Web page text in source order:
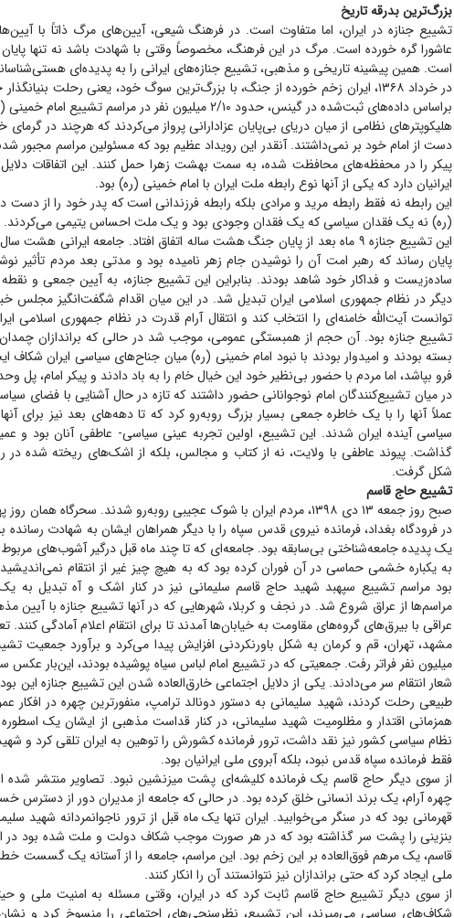
بزرگ‌ترین بدرقه تاریخ
تشییع جنازه در ایران، اما متفاوت است. در فرهنگ شیعی، آیین‌های مرگ ذاتاً با
عاشورا گره خورده است. مرگ در این فرهنگ، مخصوصاً وقتی با شهادت باشد نه تنها
است. همین پیشینه تاریخی و مذهبی، تشییع جنازه‌های ایرانی را به پدیده‌ای
در خرداد ۱۳۶۸، ایران زخم خورده از جنگ، با بزرگ‌ترین سوگ خود، یعنی رحلت
براساس داده‌های ثبت‌شده در گینس، حدود ۲/۱۰ میلیون نفر در مراسم تشییع امام خمینی (ره) حضور داشتند.
هلیکوپتر‌های نظامی از میان دریای بی‌پایان عزادارانی پرواز می‌کردند که هرچند در
دست از امام خود بر نمی‌داشتند. آنقدر این رویداد عظیم بود که مسئولین مراسم مجبور
پیکر را در محفظه‌های محافظت شده، به سمت بهشت زهرا حمل کنند. این اتفاقات
ایرانیان دارد که یکی از آنها نوع رابطه ملت ایران با امام خمینی (ره) بود.
این رابطه نه فقط رابطه مرید و مرادی بلکه رابطه فرزندانی است که پدر خود را از دست
(ره) نه یک فقدان سیاسی که یک فقدان وجودی بود و یک ملت احساس یتیمی می‌کردند.
این تشییع جنازه ۹ ماه بعد از پایان جنگ هشت ساله اتفاق افتاد. جامعه ایرانی
پایان رساند که رهبر امت آن را نوشیدن جام زهر نامیده بود و مدتی بعد مردم تأثیر
ساده‌زیست و فداکار خود شاهد بودند. بنابراین این تشییع جنازه، به آیین جمعی و
دیگر در نظام جمهوری اسلامی ایران تبدیل شد. در این میان اقدام شگفت‌انگیز مجلس
توانست آیت‌الله خامنه‌ای را انتخاب کند و انتقال آرام قدرت در نظام جمهوری اسلامی
تشییع جنازه بود. آن حجم از همبستگی عمومی، موجب شد در حالی که براندازان
بسته بودند و امیدوار بودند با نبود امام خمینی (ره) میان جناح‌های سیاسی ایران شکاف
فرو بپاشد، اما مردم با حضور بی‌نظیر خود این خیال خام را به باد دادند و پیکر امام، پل
در میان تشییع‌کنندگان امام نوجوانانی حضور داشتند که تازه در حال آشنایی با فضای
عملاً آنها را با یک خاطره جمعی بسیار بزرگ روبه‌رو کرد که تا دهه‌های بعد نیز برای
سیاسی آینده ایران شدند. این تشییع، اولین تجربه عینی سیاسی- عاطفی آنان بود و
شکل گرفت.
تشییع حاج قاسم
صبح روز جمعه ۱۳ دی ۱۳۹۸، مردم ایران با شوک عجیبی روبه‌رو شدند. سحرگاه
در فرودگاه بغداد، فرمانده نیروی قدس سپاه را با دیگر همراهان ایشان به شهادت
یک پدیده جامعه‌شناختی بی‌سابقه بود. جامعه‌ای که تا چند ماه قبل درگیر آشوب‌های
به یکباره خشمی حماسی در آن فوران کرده بود که به هیچ چیز غیر از انتقام
بود مراسم تشییع سپهبد شهید حاج قاسم سلیمانی نیز در کنار اشک و آه تبدیل به
مراسم‌ها از عراق شروع شد. در نجف و کربلا، شهر‌هایی که در آنها تشییع جنازه با آیین
عراقی با بیرق‌های گروه‌های مقاومت به خیابان‌ها آمدند تا برای انتقام اعلام آمادگی کنند.
میلیون نفر فراتر رفت. جمعیتی که در تشییع امام لباس سیاه پوشیده بودند، این‌بار عکس
شعار انتقام سر می‌دادند. یکی از دلایل اجتماعی خارق‌العاده شدن این تشییع جنازه این
طبیعی رحلت کردند، شهید سلیمانی به دستور دونالد ترامپ، منفورترین چهره در افکار
همزمانی اقتدار و مظلومیت شهید سلیمانی، در کنار قداست مذهبی از ایشان یک
نظام سیاسی کشور نیز نقد داشت، ترور فرمانده کشورش را توهین به ایران تلقی کرد و
فقط فرمانده سپاه قدس نبود، بلکه آبروی ملی ایرانیان بود.
از سوی دیگر حاج قاسم یک فرمانده کلیشه‌ای پشت میزنشین نبود. تصاویر منتشر شده
چهره آرام، یک برند انسانی خلق کرده بود. در حالی که جامعه از مدیران دور از دسترس
قهرمانی بود که در سنگر می‌خوابید. ایران تنها یک ماه قبل از ترور ناجوانمردانه شهید
بنزینی را پشت سر گذاشته بود که در هر صورت موجب شکاف دولت و ملت شده بود در
قاسم، یک مرهم فوق‌العاده بر این زخم بود. این مراسم، جامعه را از آستانه یک گسست
ملی ایجاد کرد که حتی براندازان نیز نتوانستند آن را انکار کنند.
از سوی دیگر تشییع حاج قاسم ثابت کرد که در ایران، وقتی مسئله به امنیت ملی و
شکاف‌های سیاسی می‌میرند، این تشییع، نظرسنجی‌های اجتماعی را منسوخ کرد و